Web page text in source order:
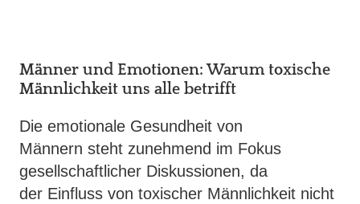
Männer und Emotionen: Warum toxische
Männlichkeit uns alle betrifft
Die emotionale Gesundheit von
Männern steht zunehmend im Fokus
gesellschaftlicher Diskussionen, da
der Einfluss von toxischer Männlichkeit nicht